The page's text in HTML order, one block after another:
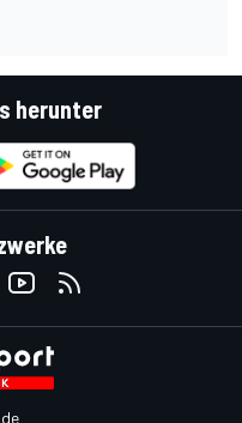
herunter